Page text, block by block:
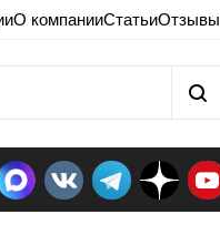
О компанииСтатьиОтзывы